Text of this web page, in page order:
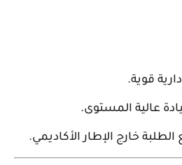
قوية.
عالية المستوى.
خارج الإطار الأكاديمي.